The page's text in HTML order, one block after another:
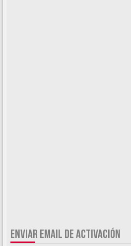
ENVIAR EMAIL DE ACTIVACIÓN